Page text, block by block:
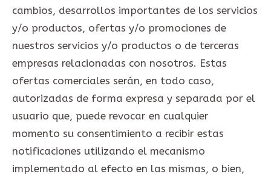
cambios, desarrollos importantes de los servicios
y/o productos, ofertas y/o promociones de
nuestros servicios y/o productos o de terceras
empresas relacionadas con nosotros. Estas
ofertas comerciales serán, en todo caso,
autorizadas de forma expresa y separada por el
usuario que, puede revocar en cualquier
momento su consentimiento a recibir estas
notificaciones utilizando el mecanismo
implementado al efecto en las mismas, o bien,